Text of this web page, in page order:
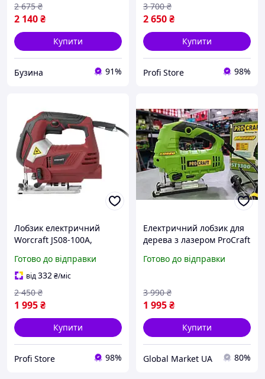
2 140₴
2 675 ₴
Купити
Бузина 91%
2 650₴
3 700 ₴
Купити
Profi Store 98%
Лобзик електричний
Worcraft JS08-100А,
Готово до відправки
від332₴/міс
1 995₴
2 450 ₴
Купити
Profi Store 98%
Електричний лобзик для
дерева з лазером ProCraft
ручний з
Мережевий лобзик
Готово до відправки
1 995₴
3 990 ₴
Купити
Global Market UA 80%